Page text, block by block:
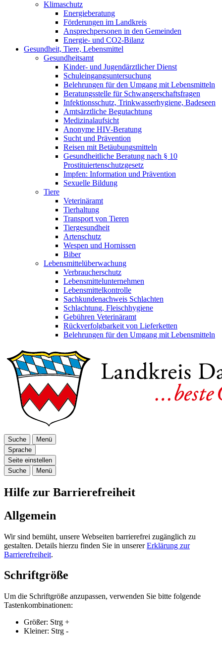
Klimaschutz
Energieberatung
Förderungen im Landkreis
Ansprechpersonen in den Gemeinden
Energie- und CO2-Bilanz
Gesundheit, Tiere, Lebensmittel
Gesundheitsamt
Kinder- und Jugendärztlicher Dienst
Schuleingangsuntersuchung
Belehrungen für den Umgang mit Lebensmitteln
Beratungsstelle für Schwangerschaftsfragen
Infektionsschutz, Trinkwasserhygiene, Badeseen
Amtsärztliche Begutachtung
Medizinalaufsicht
Anonyme HIV-Beratung
Sucht und Prävention
Reisen mit Betäubungsmitteln
Gesundheitliche Beratung nach § 10
Prostituiertenschutzgesetz
Impfen: Information und Prävention
Sexuelle Bildung
Tiere
Veterinäramt
Tierhaltung
Transport von Tieren
Tiergesundheit
Artenschutz
Wespen und Hornissen
Biber
Lebensmittelüberwachung
Verbraucherschutz
Lebensmittelunternehmen
Lebensmittelkontrolle
Sachkundenachweis Schlachten
Schlachtung, Fleischhygiene
Gebühren Veterinäramt
Rückverfolgbarkeit von Lieferketten
Belehrungen für den Umgang mit Lebensmitteln
Suche
Menü
Sprache
Seite einstellen
Suche
Menü
Hilfe zur Barrierefreiheit
Allgemein
Wir sind bemüht, unsere Webseiten barrierefrei zugänglich zu
gestalten. Details hierzu finden Sie in unsererErklärung zur
Barrierefreiheit.
Schriftgröße
Um die Schriftgröße anzupassen, verwenden Sie bitte folgende
Tastenkombinationen:
Größer: Strg +
Kleiner: Strg -